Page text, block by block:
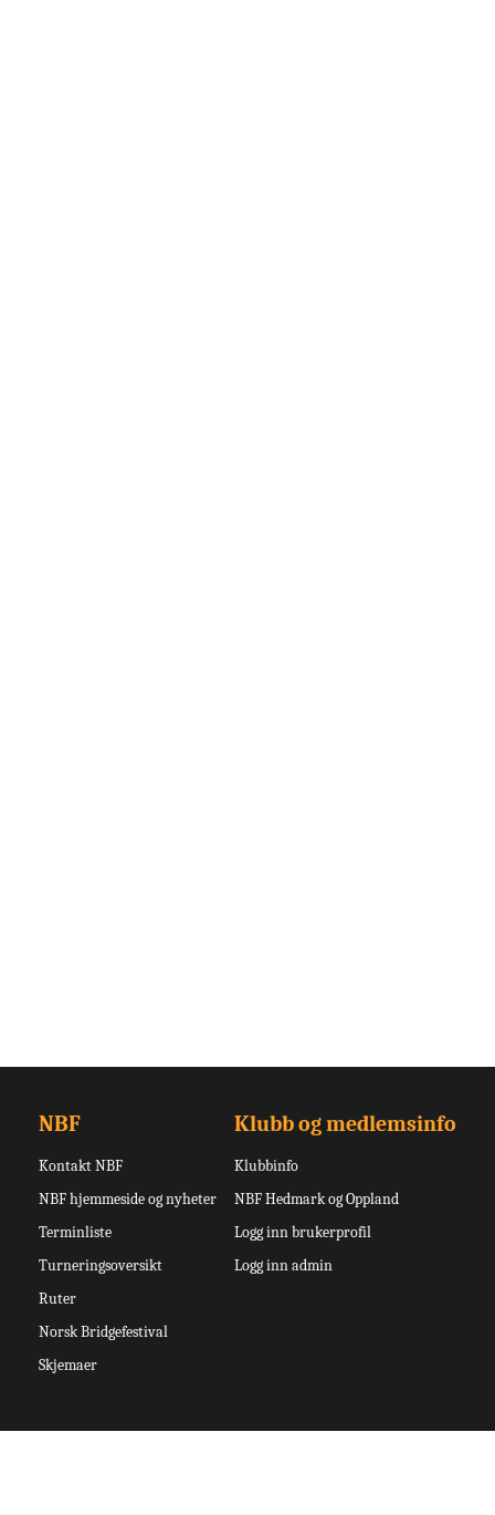
NBF
Kontakt NBF
NBF hjemmeside og nyheter
Terminliste
Turneringsoversikt
Ruter
Norsk Bridgefestival
Skjemaer
Klubb og medlemsinfo
Klubbinfo
NBF Hedmark og Oppland
Logg inn brukerprofil
Logg inn admin